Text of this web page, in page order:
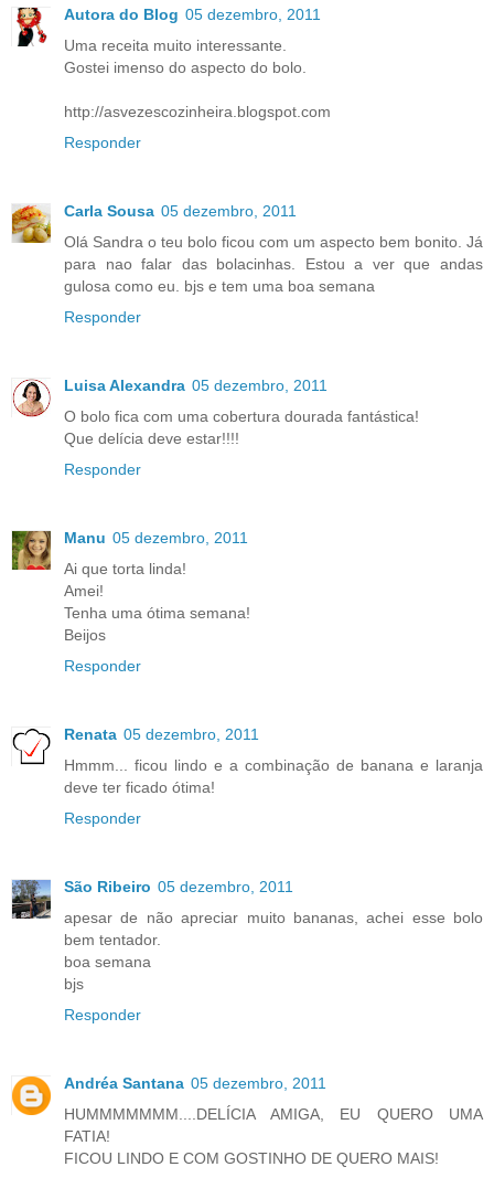
Autora do Blog 05 dezembro, 2011
Uma receita muito interessante.
Gostei imenso do aspecto do bolo.
http://asvezescozinheira.blogspot.com
Responder
Carla Sousa 05 dezembro, 2011
Olá Sandra o teu bolo ficou com um aspecto bem bonito. Já
para nao falar das bolacinhas. Estou a ver que andas
gulosa como eu. bjs e tem uma boa semana
Responder
Luisa Alexandra 05 dezembro, 2011
O bolo fica com uma cobertura dourada fantástica!
Que delícia deve estar!!!!
Responder
Manu 05 dezembro, 2011
Ai que torta linda!
Amei!
Tenha uma ótima semana!
Beijos
Responder
Renata 05 dezembro, 2011
Hmmm... ficou lindo e a combinação de banana e laranja
deve ter ficado ótima!
Responder
São Ribeiro 05 dezembro, 2011
apesar de não apreciar muito bananas, achei esse bolo
bem tentador.
boa semana
bjs
Responder
Andréa Santana 05 dezembro, 2011
HUMMMMMMM....DELÍCIA AMIGA, EU QUERO UMA
FATIA!
FICOU LINDO E COM GOSTINHO DE QUERO MAIS!